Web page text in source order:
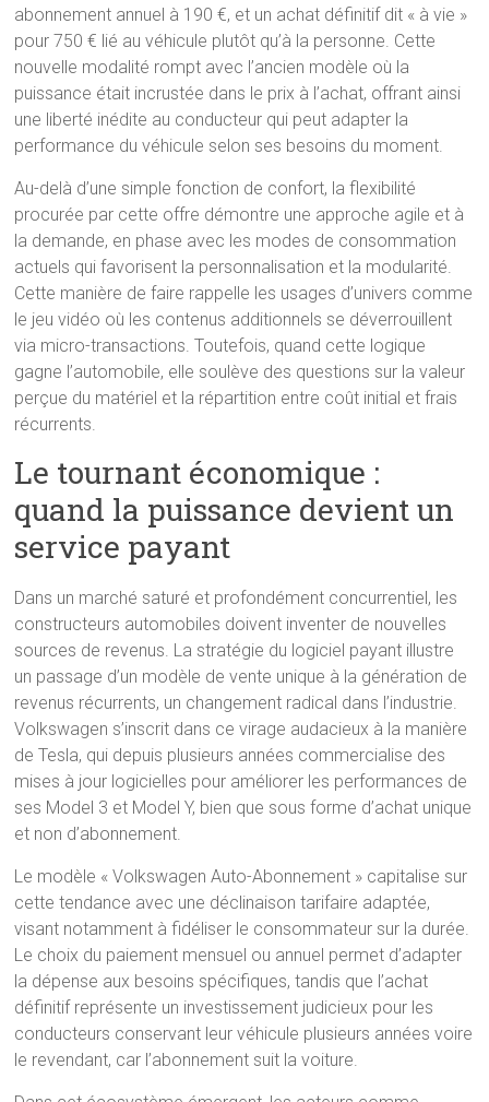
abonnement annuel à 190 €, et un achat définitif dit « à vie »
pour 750 € lié au véhicule plutôt qu’à la personne. Cette
nouvelle modalité rompt avec l’ancien modèle où la
puissance était incrustée dans le prix à l’achat, offrant ainsi
une liberté inédite au conducteur qui peut adapter la
performance du véhicule selon ses besoins du moment.
Au-delà d’une simple fonction de confort, la flexibilité
procurée par cette offre démontre une approche agile et à
la demande, en phase avec les modes de consommation
actuels qui favorisent la personnalisation et la modularité.
Cette manière de faire rappelle les usages d’univers comme
le jeu vidéo où les contenus additionnels se déverrouillent
via micro-transactions. Toutefois, quand cette logique
gagne l’automobile, elle soulève des questions sur la valeur
perçue du matériel et la répartition entre coût initial et frais
récurrents.
Le tournant économique :
quand la puissance devient un
service payant
Dans un marché saturé et profondément concurrentiel, les
constructeurs automobiles doivent inventer de nouvelles
sources de revenus. La stratégie du logiciel payant illustre
un passage d’un modèle de vente unique à la génération de
revenus récurrents, un changement radical dans l’industrie.
Volkswagen s’inscrit dans ce virage audacieux à la manière
de Tesla, qui depuis plusieurs années commercialise des
mises à jour logicielles pour améliorer les performances de
ses Model 3 et Model Y, bien que sous forme d’achat unique
et non d’abonnement.
Le modèle « Volkswagen Auto-Abonnement » capitalise sur
cette tendance avec une déclinaison tarifaire adaptée,
visant notamment à fidéliser le consommateur sur la durée.
Le choix du paiement mensuel ou annuel permet d’adapter
la dépense aux besoins spécifiques, tandis que l’achat
définitif représente un investissement judicieux pour les
conducteurs conservant leur véhicule plusieurs années voire
le revendant, car l’abonnement suit la voiture.